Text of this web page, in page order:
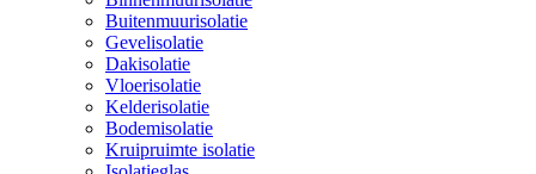
Buitenmuurisolatie
Gevelisolatie
Dakisolatie
Vloerisolatie
Kelderisolatie
Bodemisolatie
Kruipruimte isolatie